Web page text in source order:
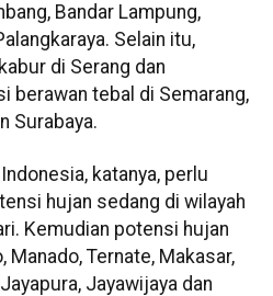
Bandar Lampung,
Selain itu,
di Serang dan
berawan tebal di Semarang,
Surabaya.
katanya, perlu
hujan sedang di wilayah
Kemudian potensi hujan
Manado, Ternate, Makasar,
Jayawijaya dan